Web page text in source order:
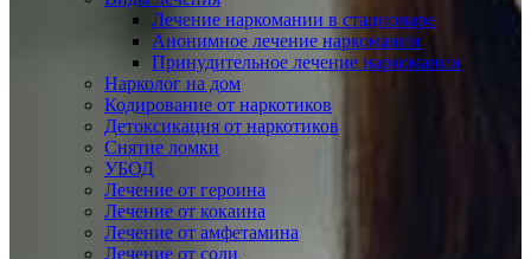
Лечение наркомании в стационаре
Анонимное лечение наркомании
Принудительное лечение наркомании
Нарколог на дом
Кодирование от наркотиков
Детоксикация от наркотиков
Снятие ломки
УБОД
Лечение от героина
Лечение от кокаина
Лечение от амфетамина
Лечение от соли